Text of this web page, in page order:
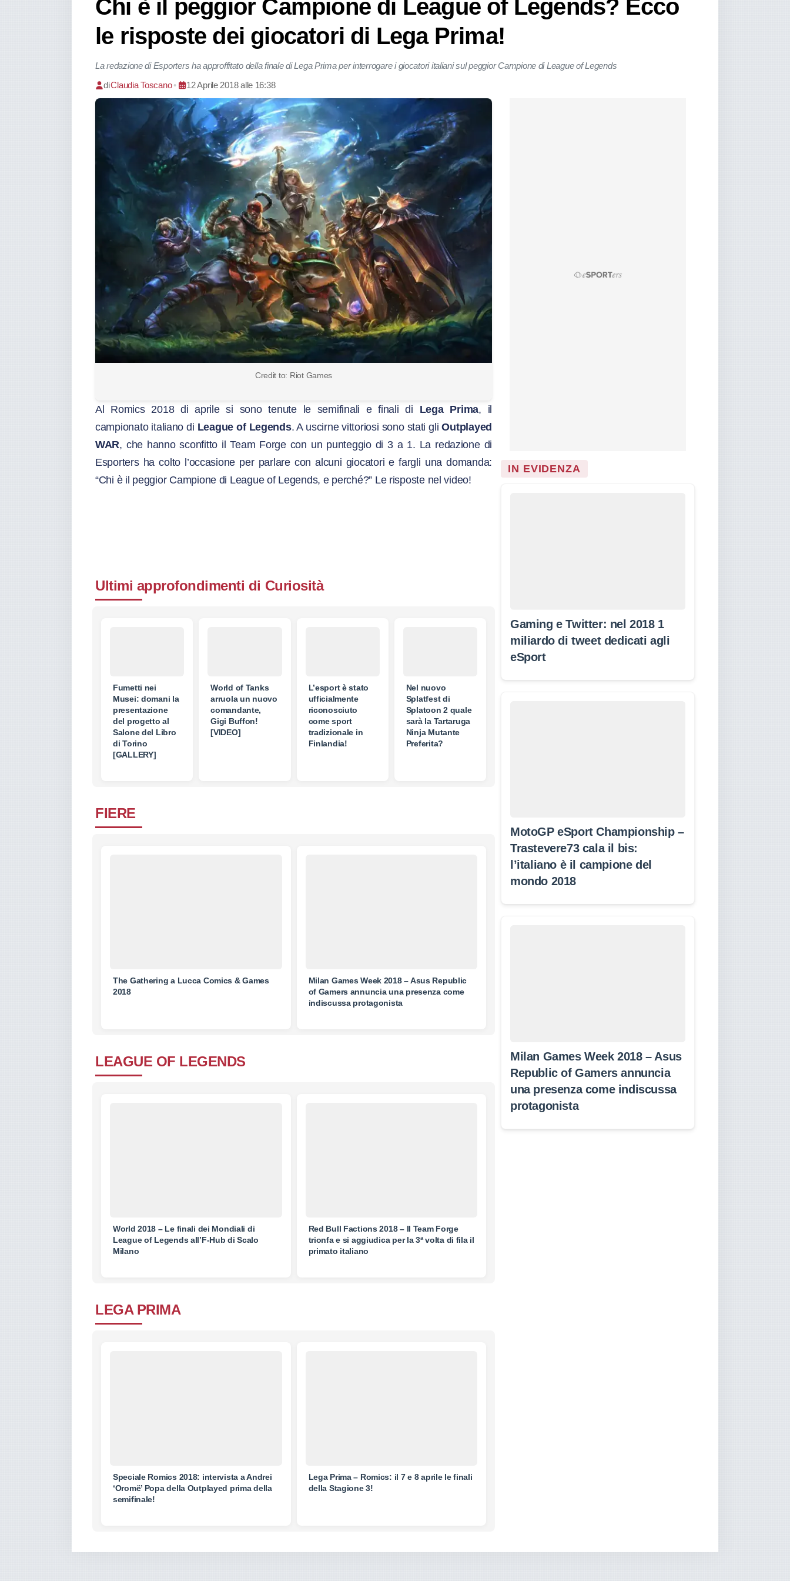
Chi è il peggior Campione di League of Legends? Ecco
le risposte dei giocatori di Lega Prima!
La redazione di Esporters ha approffitato della finale di Lega Prima per interrogare i giocatori italiani sul peggior Campione di League of Legends
diClaudia Toscano • 12 Aprile 2018 alle 16:38
Credit to: Riot Games
Al Romics 2018 di aprile si sono tenute le semifinali e finali di Lega Prima, il
campionato italiano di League of Legends. A uscirne vittoriosi sono stati gliOutplayed
WAR, che hanno sconfitto il Team Forge con un punteggio di 3 a 1. La redazione di
Esporters ha colto l’occasione per parlare con alcuni giocatori e fargli una domanda:
“Chi è il peggior Campione di League of Legends, e perché?” Le risposte nel video!
Ultimi approfondimenti di Curiosità
Fumetti nei
Musei: domani la
presentazione
del progetto al
Salone del Libro
di Torino
[GALLERY]
World of Tanks
arruola un nuovo
comandante,
Gigi Buffon!
[VIDEO]
L’esport è stato
ufficialmente
riconosciuto
come sport
tradizionale in
Finlandia!
Nel nuovo
Splatfest di
Splatoon 2 quale
sarà la Tartaruga
Ninja Mutante
Preferita?
FIERE
The Gathering a Lucca Comics & Games
2018
Milan Games Week 2018 – Asus Republic
of Gamers annuncia una presenza come
indiscussa protagonista
LEAGUE OF LEGENDS
World 2018 – Le finali dei Mondiali di
League of Legends all’F-Hub di Scalo
Milano
Red Bull Factions 2018 – Il Team Forge
trionfa e si aggiudica per la 3ª volta di fila il
primato italiano
LEGA PRIMA
Speciale Romics 2018: intervista a Andrei
‘Oromë’ Popa della Outplayed prima della
semifinale!
Lega Prima – Romics: il 7 e 8 aprile le finali
della Stagione 3!
IN EVIDENZA
Gaming e Twitter: nel 2018 1
miliardo di tweet dedicati agli
eSport
MotoGP eSport Championship –
Trastevere73 cala il bis:
l’italiano è il campione del
mondo 2018
Milan Games Week 2018 – Asus
Republic of Gamers annuncia
una presenza come indiscussa
protagonista